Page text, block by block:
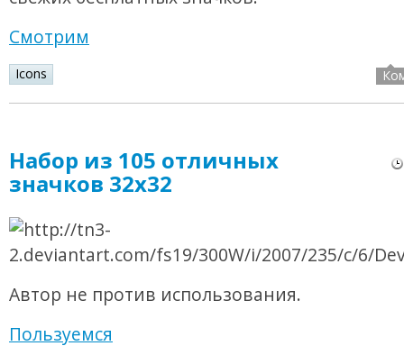
Смотрим
Icons
Набор из 105 отличных
значков 32х32
Автор не против использования.
Пользуемся